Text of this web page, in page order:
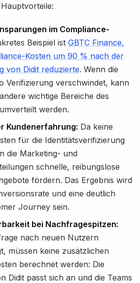
im Compliance-
Beispiel ist GBTC Finance,
Kosten um 90 % nach der
von Didit reduzierte. Wenn die
Verifizierung verschwindet, kann
wichtige Bereiche des
werden.
Kundenerfahrung: Da keine
für die Identitätsverifizierung
die Marketing- und
schnelle, reibungslose
fördern. Das Ergebnis wird
und eine deutlich
Journey sein.
bei Nachfragespitzen:
nach neuen Nutzern
müssen keine zusätzlichen
berechnet werden: Die
Didit passt sich an und die Teams